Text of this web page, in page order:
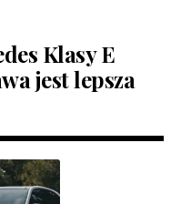
Klasy E
jest lepsza